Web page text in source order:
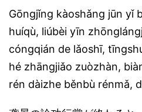
Gōngjǐng kàoshǎng jūn yǐ
huíqù, liúbèi yīn
cóngqián de lǎoshī,
hé zhāngjiǎo zuòzhàn,
rén dàizhe běnbù rénmǎ,